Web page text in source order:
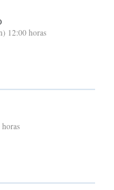
12:00 horas